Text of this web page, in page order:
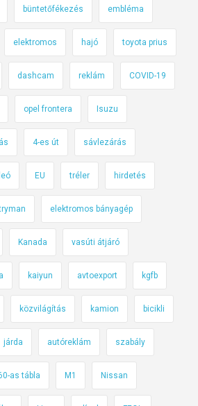
t
v
d
ó
n
büntetőfékezés embléma
elektromos hajó toyota prius
dashcam reklám COVID-19
opel frontera Isuzu
4-es út sávlezárás
EU tréler hirdetés
elektromos bányagép
Kanada vasúti átjáró
kaiyun avtoexport kgfb
közvilágítás kamion bicikli
járda autóreklám szabály
as tábla M1 Nissan